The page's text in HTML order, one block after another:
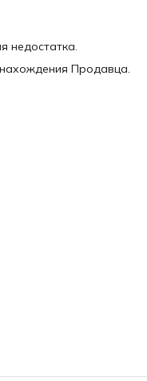
недостатка.
Продавца.